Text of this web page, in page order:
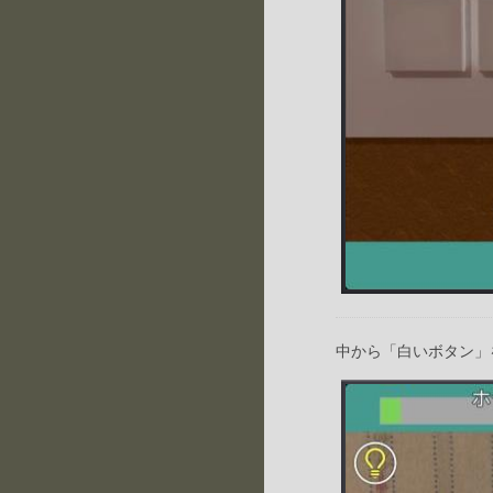
中から「白いボタン